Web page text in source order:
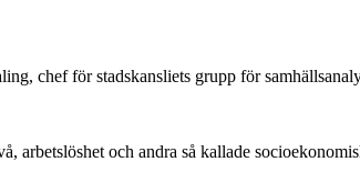
chef för stadskansliets grupp för
och andra så kallade